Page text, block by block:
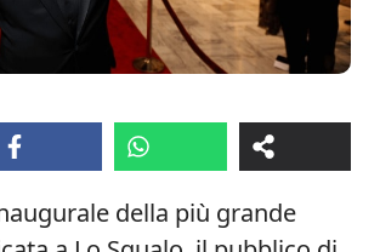
della più grande